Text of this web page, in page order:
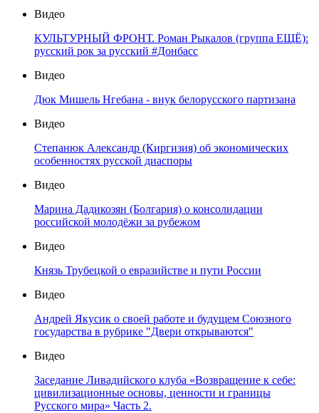
Видео
КУЛЬТУРНЫЙ ФРОНТ. Роман Рыкалов (группа ЕЩЁ):
русский рок за русский #Донбасс
Видео
Дюк Мишель Нгебана - внук белорусского партизана
Видео
Степанюк Александр (Киргизия) об экономических
особенностях русской диаспоры
Видео
Марина Дадикозян (Болгария) о консолидации
российской молодёжи за рубежом
Видео
Князь Трубецкой о евразийстве и пути России
Видео
Андрей Якусик о своей работе и будущем Союзного
государства в рубрике "Двери открываются"
Видео
Заседание Ливадийского клуба «Возвращение к себе:
цивилизационные основы, ценности и границы
Русского мира» Часть 2.